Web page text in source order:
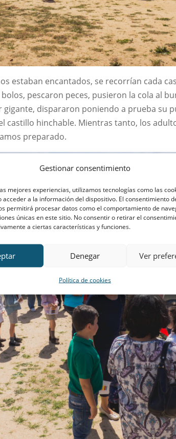
Gestionar consentimiento
mejores experiencias, utilizamos tecnologías como las
acceder a la información del dispositivo. El consentimiento
permitirá procesar datos como el comportamiento de
únicas en este sitio. No consentir o retirar el
a ciertas características y funciones.
Denegar Ver
Política de cookies
estaban encantados, se recorrían cada
pescaron peces, pusieron la cola al
dispararon poniendo a prueba su
castillo hinchable. Mientras tanto, los
preparado.